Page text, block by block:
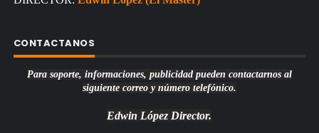
CONTACTANOS
Para soporte, informaciones, publicidad pueden contactarnos al
siguiente correo y número telefónico.
Edwin López Director.